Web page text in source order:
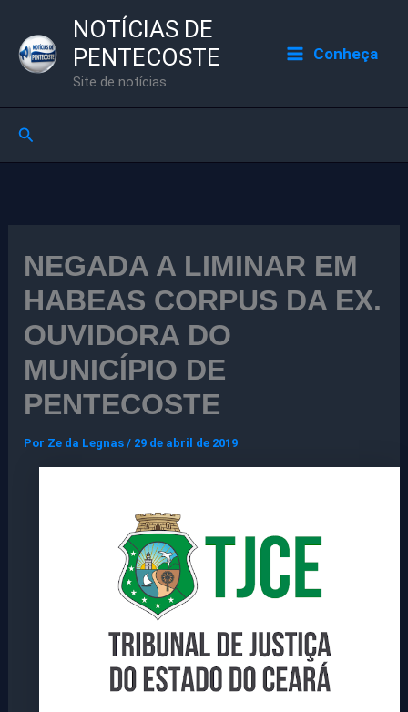
para
NOTÍCIAS DE
PENTECOSTE
Site de notícias
Conheça
Pesquisar
NEGADA A LIMINAR EM
HABEAS CORPUS DA EX.
OUVIDORA DO
MUNICÍPIO DE
PENTECOSTE
Por Ze da Legnas/ 29 de abril de 2019